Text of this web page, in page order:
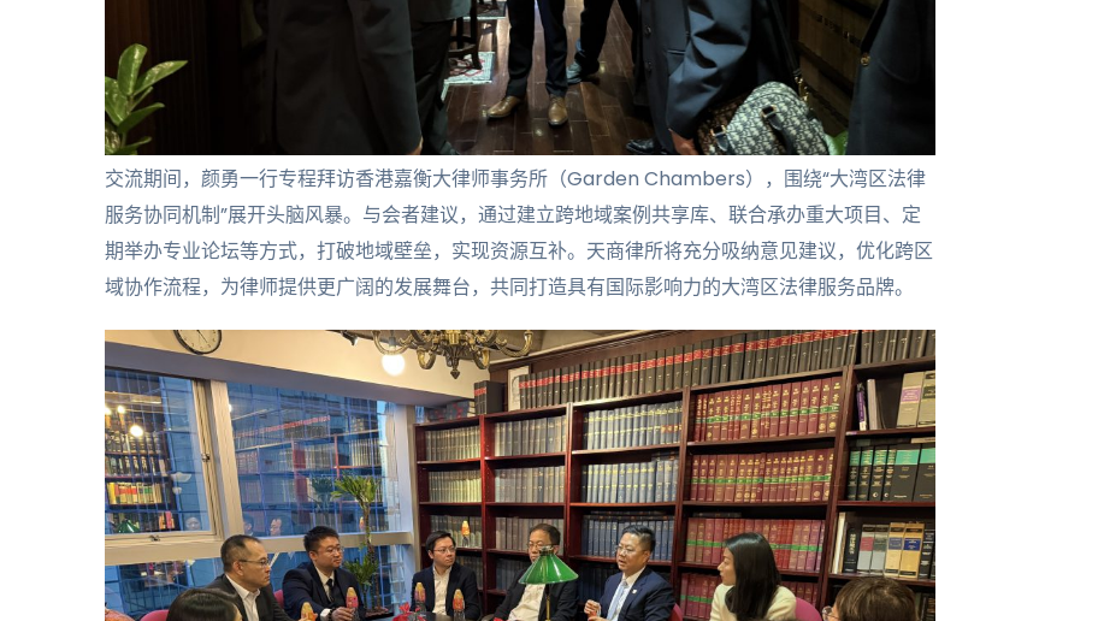
交流期间，颜勇一行专程拜访香港嘉衡大律师事务所（Garden Chambers），围绕“大湾区法律
服务协同机制”展开头脑风暴。与会者建议，通过建立跨地域案例共享库、联合承办重大项目、定
期举办专业论坛等方式，打破地域壁垒，实现资源互补。天商律所将充分吸纳意见建议，优化跨区
域协作流程，为律师提供更广阔的发展舞台，共同打造具有国际影响力的大湾区法律服务品牌。